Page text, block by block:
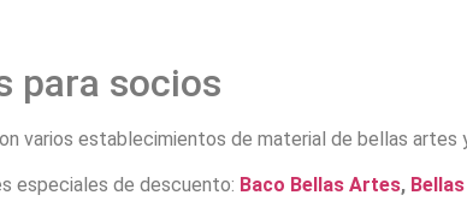
para socios
varios establecimientos de material de bellas artes
especiales de descuento: Baco Bellas Artes,